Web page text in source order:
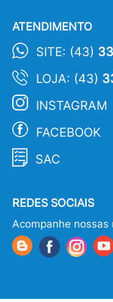
ATENDIMENTO
SITE: (43)
LOJA: (43)
INSTAGRAM
FACEBOOK
SAC
REDES SOCIAIS
Acompanhe nossas